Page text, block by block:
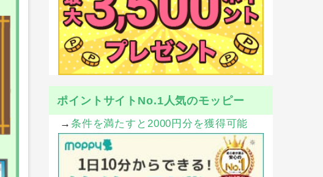
ポイントサイトNo.1人気のモッピー
→ 条件を満たすと2000円分を獲得可能